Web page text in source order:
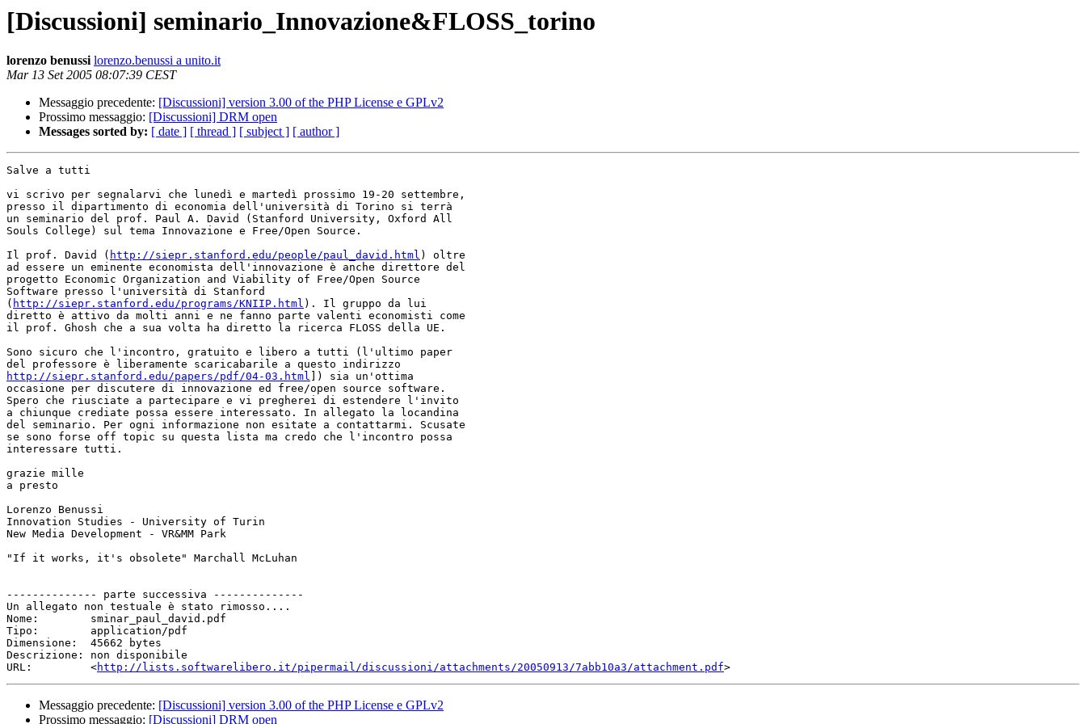
[Discussioni] seminario_Innovazione&FLOSS_torino
lorenzo benussi lorenzo.benussi a unito.it
Mar 13 Set 2005 08:07:39 CEST
Messaggio precedente: [Discussioni] version 3.00 of the PHP License e GPLv2
Prossimo messaggio: [Discussioni] DRM open
Messages sorted by: [ date ] [ thread ] [ subject ] [ author ]
Salve a tutti
vi scrivo per segnalarvi che lunedì e martedì prossimo 19-20 settembre,
presso il dipartimento di economia dell'università di Torino si terrà
un seminario del prof. Paul A. David (Stanford University, Oxford All
Souls College) sul tema Innovazione e Free/Open Source.
Il prof. David ( http://siepr.stanford.edu/people/paul_david.html ) oltre
ad essere un eminente economista dell'innovazione è anche direttore del
progetto Economic Organization and Viability of Free/Open Source
Software presso l'università di Stanford
( http://siepr.stanford.edu/programs/KNIIP.html ). Il gruppo da lui
diretto è attivo da molti anni e ne fanno parte valenti economisti come
il prof. Ghosh che a sua volta ha diretto la ricerca FLOSS della UE.
Sono sicuro che l'incontro, gratuito e libero a tutti (l'ultimo paper
http://siepr.stanford.edu/papers/pdf/04-03.html ]) sia un'ottima
occasione per discutere di innovazione ed free/open source software.
Spero che riusciate a partecipare e vi pregherei di estendere l'invito
a chiunque crediate possa essere interessato. In allegato la locandina
del seminario. Per ogni informazione non esitate a contattarmi. Scusate
se sono forse off topic su questa lista ma credo che l'incontro possa
interessare tutti.
grazie mille
a presto
Lorenzo Benussi
Innovation Studies - University of Turin
New Media Development - VR&MM Park
"If it works, it's obsolete" Marchall McLuhan
-------------- parte successiva --------------
Un allegato non testuale è stato rimosso....
Nome:        sminar_paul_david.pdf
Tipo:        application/pdf
Dimensione:  45662 bytes
Descrizione: non disponibile
URL:         <http://lists.softwarelibero.it/pipermail/discussioni/attachments/20050913/7abb10a3/attachment.pdf
Messaggio precedente: [Discussioni] version 3.00 of the PHP License e GPLv2
Prossimo messaggio: [Discussioni] DRM open